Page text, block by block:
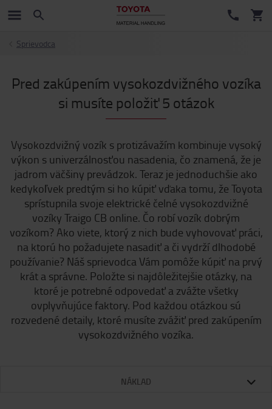
Sprievodca
Pred zakúpením vysokozdvižného vozíka
si musíte položiť 5 otázok
Vysokozdvižný vozík s protizávažím kombinuje vysoký
výkon s univerzálnosťou nasadenia, čo znamená, že je
jadrom väčšiny prevádzok. Teraz je jednoduchšie ako
kedykoľvek predtým si ho kúpiť vďaka tomu, že Toyota
sprístupnila svoje elektrické čelné vysokozdvižné
vozíky Traigo CB online. Čo robí vozík dobrým
vozíkom? Ako viete, ktorý z nich bude vyhovovať práci,
na ktorú ho požadujete nasadiť a či vydrží dlhodobé
používanie? Náš sprievodca Vám pomôže kúpiť na prvý
krát a správne. Položte si najdôležitejšie otázky, na
ktoré je potrebné odpovedať a zvážte všetky
ovplyvňujúce faktory. Pod každou otázkou sú
rozvedené detaily, ktoré musíte zvážiť pred zakúpením
vysokozdvižného vozíka.
NÁKLAD